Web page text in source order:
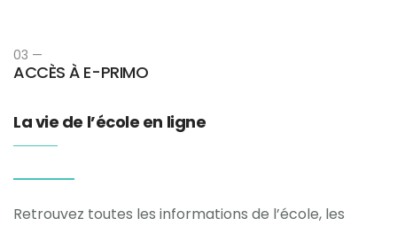
03 —
ACCÈS À E-PRIMO
La vie de l’école en ligne
Retrouvez toutes les informations de l’école, les